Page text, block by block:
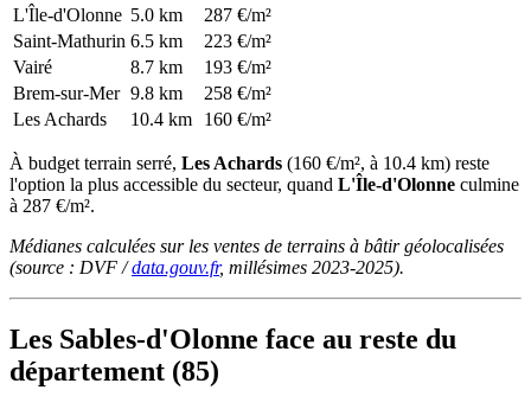
L'Île-d'Olonne 5.0 km
287 €/m²
Saint-Mathurin 6.5 km
223 €/m²
Vairé
8.7 km
193 €/m²
Brem-sur-Mer 9.8 km
258 €/m²
Les Achards
10.4 km 160 €/m²
À budget terrain serré, Les Achards (160 €/m², à 10.4 km) reste
l'option la plus accessible du secteur, quand L'Île-d'Olonne culmine
à 287 €/m².
Médianes calculées sur les ventes de terrains à bâtir géolocalisées
(source : DVF /data.gouv.fr, millésimes 2023-2025).
Les Sables-d'Olonne face au reste du
département (85)